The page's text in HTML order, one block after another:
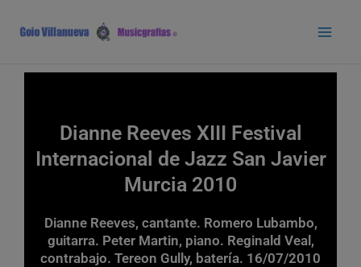
contenido
Dianne Reeves XIII Festival
Internacional de Jazz San Javier
Murcia 2010
Dianne Reeves, cantante. Romero Lubambo,
guitarra. Peter Martin, piano. Reginald Veal,
contrabajo. Tereon Gully, batería. 16/07/2010